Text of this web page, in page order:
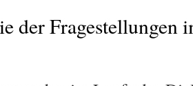
der Fragestellungen